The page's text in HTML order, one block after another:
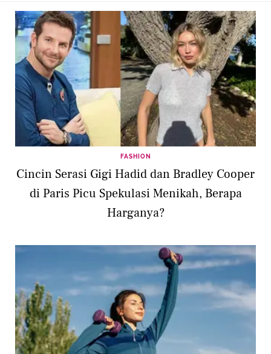
FASHION
Cincin Serasi Gigi Hadid dan Bradley Cooper
di Paris Picu Spekulasi Menikah, Berapa
Harganya?